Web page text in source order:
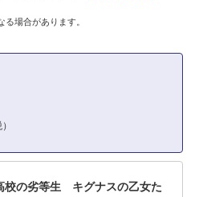
場合があります。
校の劣等生 キグナスの乙女た